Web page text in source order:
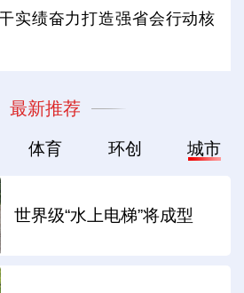
实绩奋力打造强省会行动核
最新推荐
体育 环创 城市
世界级“水上电梯”将成型